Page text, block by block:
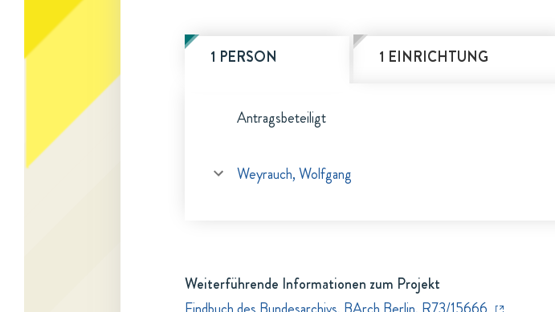
1 PERSON 1 EINRICHTUNG
Antragsbeteiligt
Weyrauch, Wolfgang
Weiterführende Informationen zum Projekt